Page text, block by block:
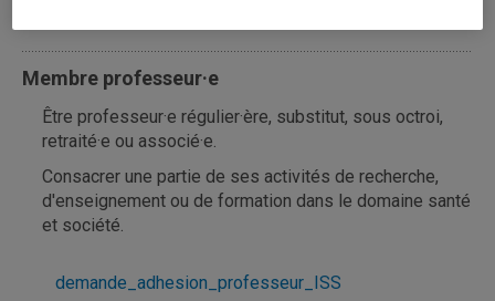
Membre professeur·e
Être professeur·e régulier·ère, substitut, sous octroi,
retraité·e ou associé·e.
Consacrer une partie de ses activités de recherche,
d'enseignement ou de formation dans le domaine santé
et société.
demande_adhesion_professeur_ISS